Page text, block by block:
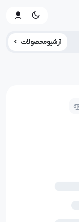
آرشیو محصولات